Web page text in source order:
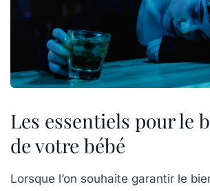
Les essentiels pour le
de votre bébé
Lorsque l’on souhaite garantir le